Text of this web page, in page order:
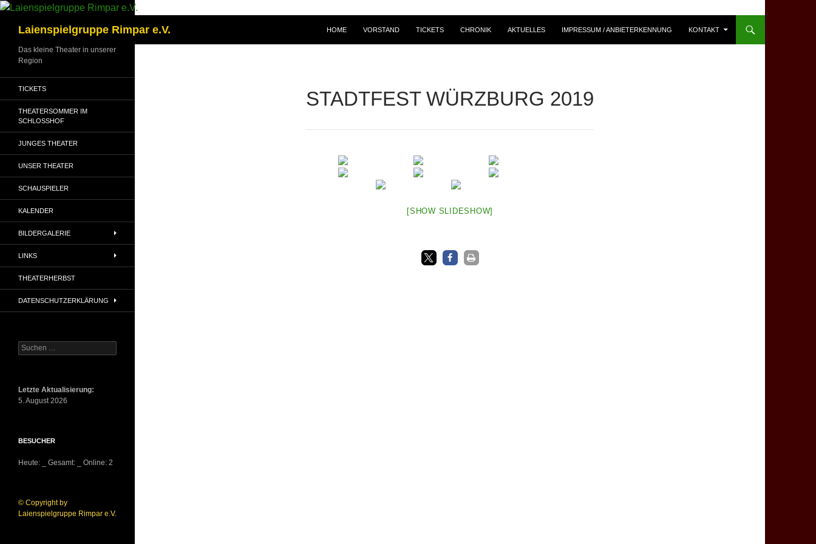
Zum
springenLaienspielgruppe Rimpar e.V. HOME VORSTAND TICKETS CHRONIK AKTUELLES IMPRESSUM / ANBIETERKENNUNG KONTAKT
STADTFEST WÜRZBURG 2019
[SHOW SLIDESHOW]
Das kleine Theater in unserer
Region
TICKETS
THEATERSOMMER IM
SCHLOSSHOF
JUNGES THEATER
UNSER THEATER
SCHAUSPIELER
KALENDER
BILDERGALERIE
LINKS
THEATERHERBST
DATENSCHUTZERKLÄRUNG
Suchen
nach:
Letzte Aktualisierung:
5. August 2026
BESUCHER
Heute: Gesamt: Online: 2
© Copyright by
Laienspielgruppe Rimpar e.V.